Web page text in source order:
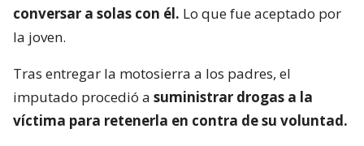
conversar a solas con él. Lo que fue aceptado por
la joven.
Tras entregar la motosierra a los padres, el
imputado procedió a suministrar drogas a la
víctima para retenerla en contra de su voluntad.